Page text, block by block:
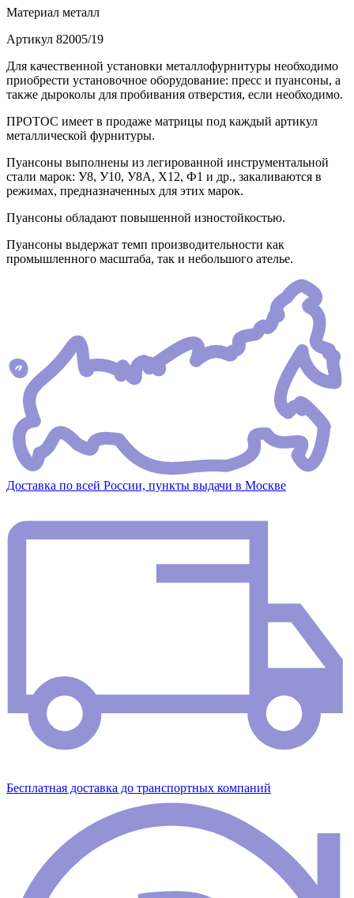
Материал металл
Артикул 82005/19
Для качественной установки металлофурнитуры необходимо
приобрести установочное оборудование: пресс и пуансоны, а
также дыроколы для пробивания отверстия, если необходимо.
ПРОТОС имеет в продаже матрицы под каждый артикул
металлической фурнитуры.
Пуансоны выполнены из легированной инструментальной
стали марок: У8, У10, У8А, Х12, Ф1 и др., закаливаются в
режимах, предназначенных для этих марок.
Пуансоны обладают повышенной изностойкостью.
Пуансоны выдержат темп производительности как
промышленного масштаба, так и небольшого ателье.
Доставка по всей России, пункты выдачи в Москве
Бесплатная доставка до транспортных компаний